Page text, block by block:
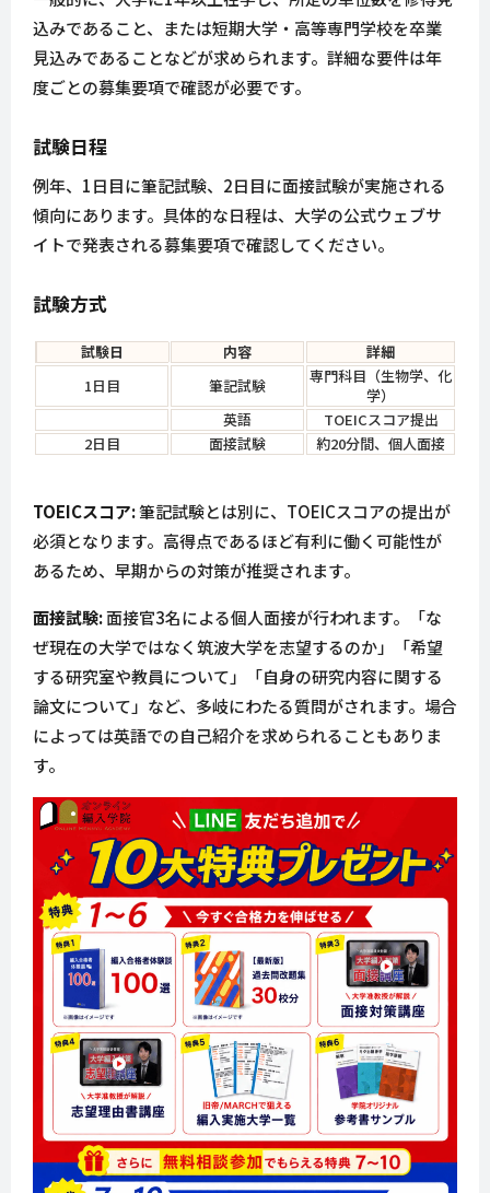
込みであること、または短期大学・高等専門学校を卒業
見込みであることなどが求められます。詳細な要件は年
度ごとの募集要項で確認が必要です。
試験日程
例年、1日目に筆記試験、2日目に面接試験が実施される
傾向にあります。具体的な日程は、大学の公式ウェブサ
イトで発表される募集要項で確認してください。
試験方式
試験日 内容
詳細
1日目
筆記試験
専門科目（生物学、化
学）
英語
TOEICスコア提出
2日目
面接試験 約20分間、個人面接
TOEICスコア:筆記試験とは別に、TOEICスコアの提出が
必須となります。高得点であるほど有利に働く可能性が
あるため、早期からの対策が推奨されます。
面接試験:面接官3名による個人面接が行われます。「な
ぜ現在の大学ではなく筑波大学を志望するのか」「希望
する研究室や教員について」「自身の研究内容に関する
論文について」など、多岐にわたる質問がされます。場合
によっては英語での自己紹介を求められることもありま
す。